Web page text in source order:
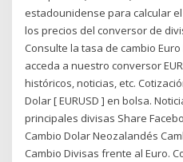
estadounidense para calcular el
los precios del conversor de
Consulte la tasa de cambio
acceda a nuestro conversor
históricos, noticias, etc.
Dolar [ EURUSD ] en bolsa.
principales divisas Share
Cambio Dolar Neozalandés
Cambio Divisas frente al Euro.